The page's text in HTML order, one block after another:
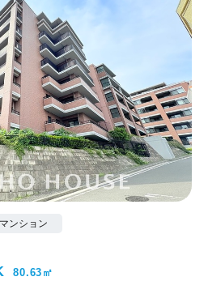
ンション
80.63㎡